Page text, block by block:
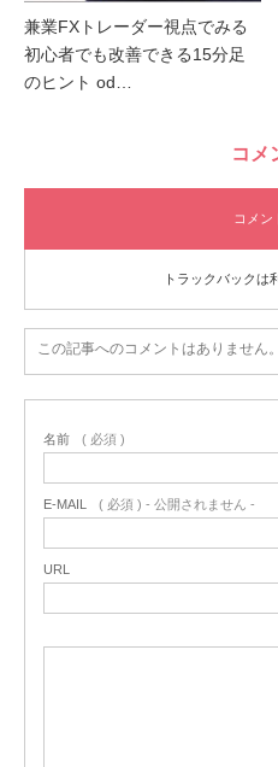
兼業FXトレーダー視点でみる
初心者でも改善できる15分足
のヒント od…
コメ
コメン
トラックバックは
この記事へのコメントはありません。
名前 ( 必須 )
E-MAIL ( 必須 ) - 公開されません -
URL